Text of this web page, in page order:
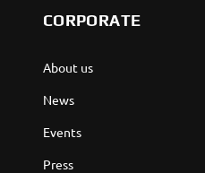
CORPORATE
About us
News
Events
Press